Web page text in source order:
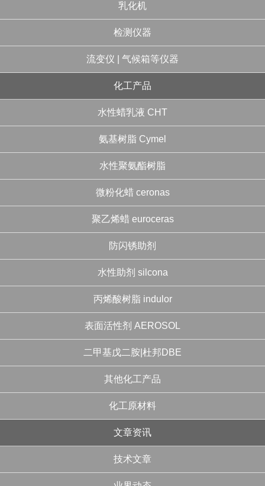
乳化机
检测仪器
流变仪 | 气候箱等仪器
化工产品
水性蜡乳液 CHT
氨基树脂 Cymel
水性聚氨酯树脂
微粉化蜡 ceronas
聚乙烯蜡 euroceras
防闪锈助剂
水性助剂 silcona
丙烯酸树脂 indulor
表面活性剂 AEROSOL
二甲基戊二胺|杜邦DBE
其他化工产品
化工原材料
文章资讯
技术文章